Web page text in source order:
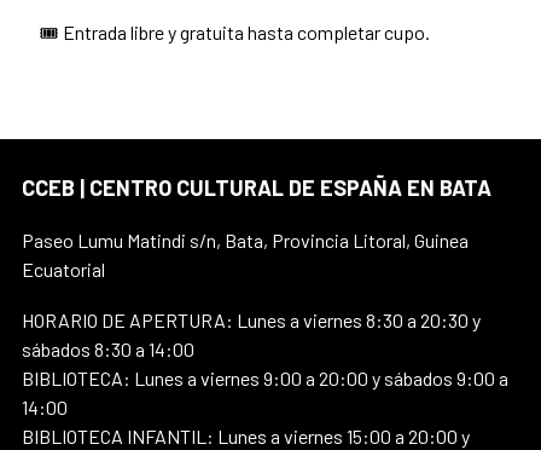
🎟️ Entrada libre y gratuita hasta completar cupo.
CCEB | CENTRO CULTURAL DE ESPAÑA EN BATA
Paseo Lumu Matindi s/n, Bata, Provincia Litoral, Guinea
Ecuatorial
HORARIO DE APERTURA: Lunes a viernes 8:30 a 20:30 y
sábados 8:30 a 14:00
BIBLIOTECA: Lunes a viernes 9:00 a 20:00 y sábados 9:00 a
14:00
BIBLIOTECA INFANTIL: Lunes a viernes 15:00 a 20:00 y